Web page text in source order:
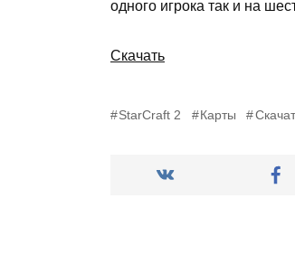
одного игрока так и на
Скачать
StarCraft 2 Карты